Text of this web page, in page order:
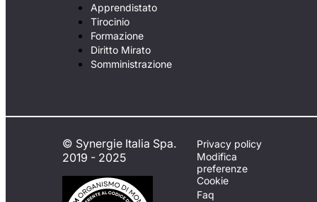
Apprendistato
Tirocinio
Formazione
Diritto Mirato
Somministrazione
© Synergie Italia Spa.
2019 - 2025
Privacy policy
Modifica
preferenze
Cookie
Faq